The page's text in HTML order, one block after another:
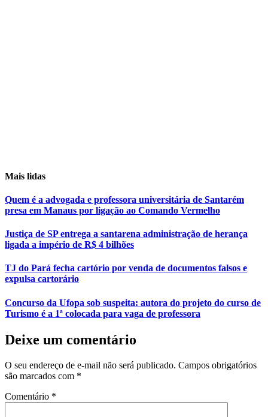
Mais lidas
Quem é a advogada e professora universitária de Santarém
presa em Manaus por ligação ao Comando Vermelho
Justiça de SP entrega a santarena administração de herança
ligada a império de R$ 4 bilhões
TJ do Pará fecha cartório por venda de documentos falsos e
expulsa cartorário
Concurso da Ufopa sob suspeita: autora do projeto do curso de
Turismo é a 1ª colocada para vaga de professora
Deixe um comentário
O seu endereço de e-mail não será publicado. Campos obrigatórios
são marcados com *
Comentário *